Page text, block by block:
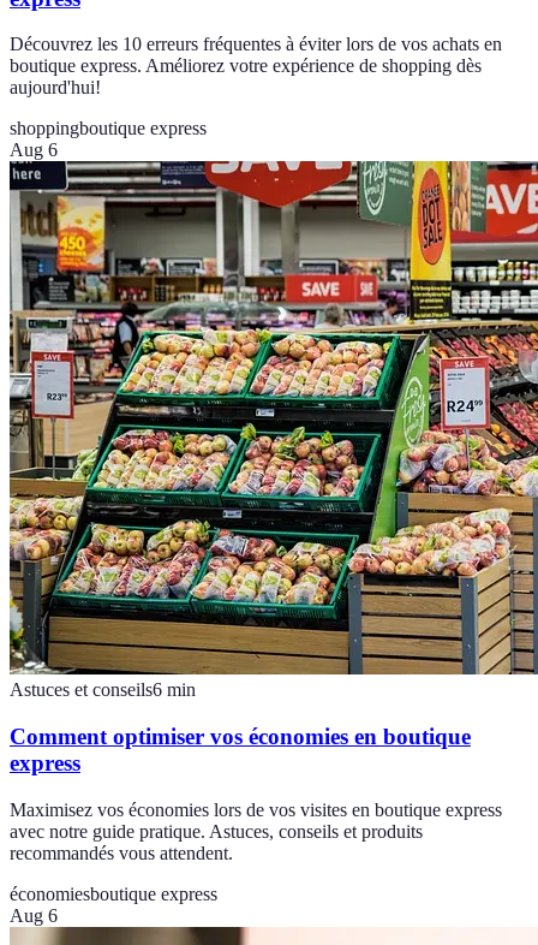
Découvrez les 10 erreurs fréquentes à éviter lors de vos achats en
boutique express. Améliorez votre expérience de shopping dès
aujourd'hui!
shoppingboutique express
Aug 6
Astuces et conseils6 min
Comment optimiser vos économies en boutique
express
Maximisez vos économies lors de vos visites en boutique express
avec notre guide pratique. Astuces, conseils et produits
recommandés vous attendent.
économiesboutique express
Aug 6